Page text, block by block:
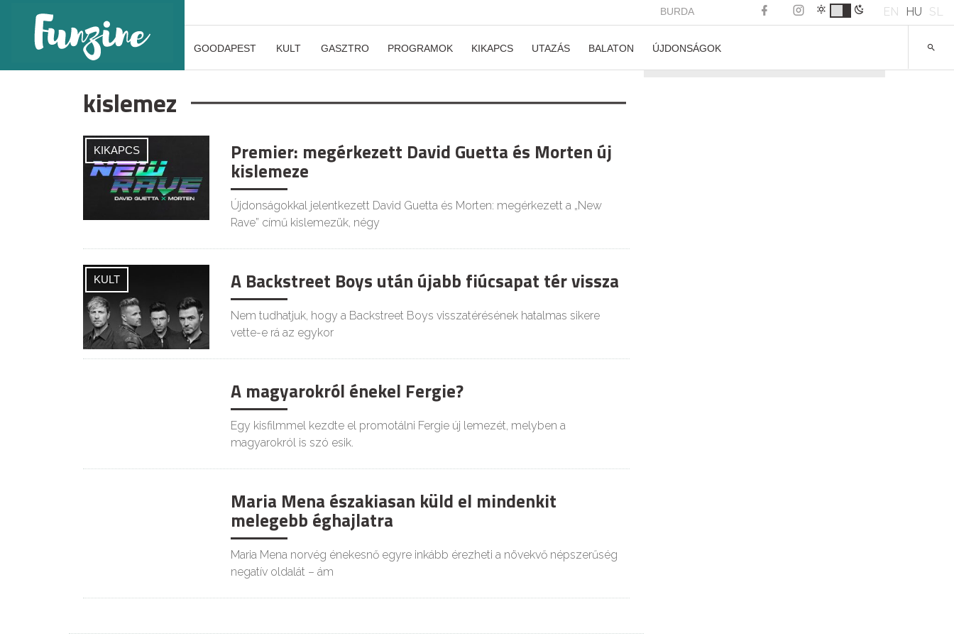
BURDA EN HU SL
GOODAPEST KULT GASZTRO PROGRAMOK KIKAPCS UTAZÁS BALATON ÚJDONSÁGOK
kislemez
KIKAPCS Premier: megérkezett David Guetta és Morten új
kislemeze
Újdonságokkal jelentkezett David Guetta és Morten: megérkezett a „New
Rave” című kislemezük, négy
KULT A Backstreet Boys után újabb fiúcsapat tér vissza
Nem tudhatjuk, hogy a Backstreet Boys visszatérésének hatalmas sikere
vette-e rá az egykor
A magyarokról énekel Fergie?
Egy kisfilmmel kezdte el promotálni Fergie új lemezét, melyben a
magyarokról is szó esik.
Maria Mena északiasan küld el mindenkit
melegebb éghajlatra
Maria Mena norvég énekesnő egyre inkább érezheti a növekvő népszerűség
negatív oldalát – ám